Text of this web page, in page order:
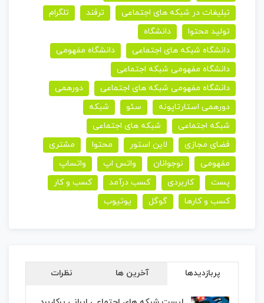
تبلیغات در شبکه های اجتماعی
ترفند
تلگرام
تولید محتوا
دانشگاه
دانشگاه شبکه های اجتماعی
دانشگاه مفهومی
دانشگاه مفهومی شبکه اجتماعی
دانشگاه مفهومی شبکه های اجتماعی
دورهمی
دورهمی استارتاپونه
سئو
شبکه
شبکه اجتماعی
شبکه های اجتماعی
فضای مجازی
لاین استور محتوا
مشتری
مفهومی
نوجوانان واتس اپ
واتساپ
پست
کاربردی کسب درآمد
کسب و کار
کسب و کارها
گوگل یوتیوب
پربازدیدها آخرین ها نظرات